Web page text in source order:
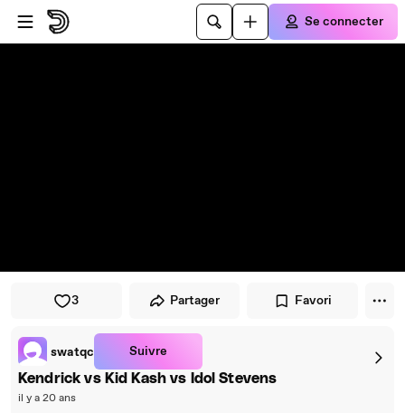
Passer au player
Passer au contenu principal
Se connecter
3 Partager Favori
swatqc Suivre
Kendrick vs Kid Kash vs Idol Stevens
il y a 20 ans